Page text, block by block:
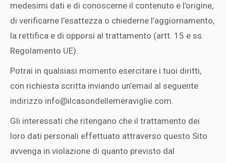
medesimi dati e di conoscerne il contenuto e l’origine,
di verificarne l’esattezza o chiederne l’aggiornamento,
la rettifica e di opporsi al trattamento (artt. 15 e ss.
Regolamento UE).
Potrai in qualsiasi momento esercitare i tuoi diritti,
con richiesta scritta inviando un’email al seguente
indirizzo info@ilcasondellemeraviglie.com.
Gli interessati che ritengano che il trattamento dei
loro dati personali effettuato attraverso questo Sito
avvenga in violazione di quanto previsto dal